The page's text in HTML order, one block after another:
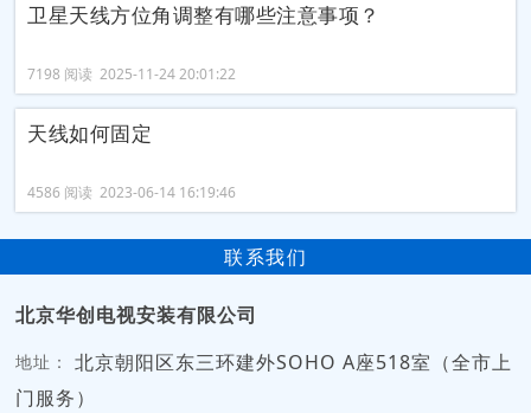
卫星天线方位角调整有哪些注意事项？
7198 阅读 2025-11-24 20:01:22
天线如何固定
4586 阅读 2023-06-14 16:19:46
联系我们
北京华创电视安装有限公司
地址：
北京朝阳区东三环建外SOHO A座518室（全市上
门服务）